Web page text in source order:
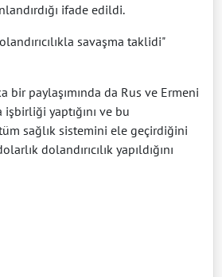
ifade edildi.
savaşma taklidi"
bir paylaşımında da Rus ve Ermeni
yaptığını ve bu
tüm sağlık sistemini ele geçirdiğini
dolandırıcılık yapıldığını